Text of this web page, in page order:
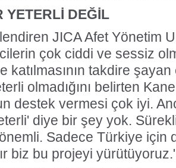
YETERLİ DEĞİL
JICA Afet Yönetim
çok ciddi ve sessiz
katılmasının takdire
olmadığını belirten
destek vermesi çok iyi.
diye bir şey yok.
Sadece Türkiye için
biz bu projeyi